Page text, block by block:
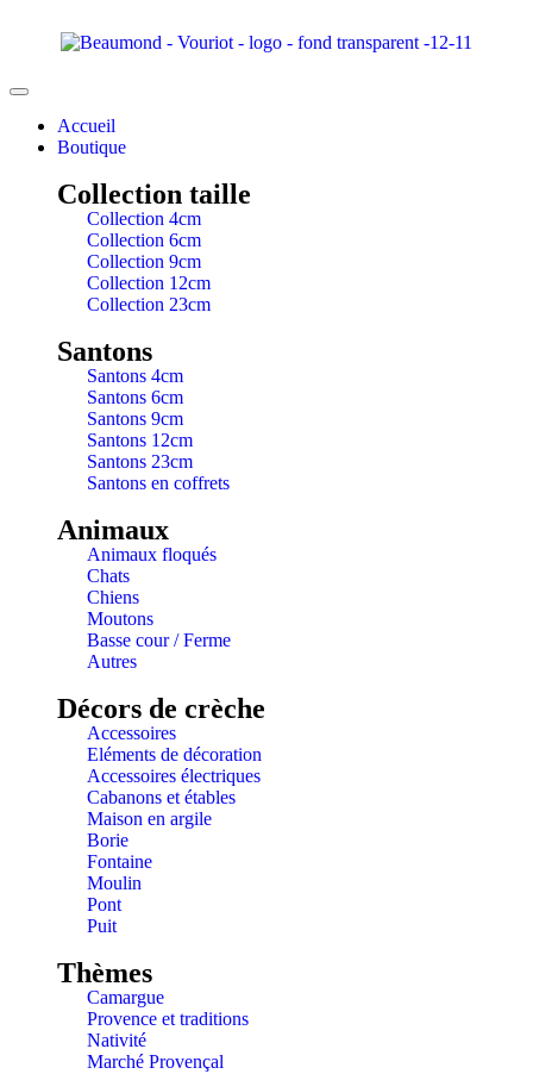
Accueil
Boutique
Collection taille
Collection 4cm
Collection 6cm
Collection 9cm
Collection 12cm
Collection 23cm
Santons
Santons 4cm
Santons 6cm
Santons 9cm
Santons 12cm
Santons 23cm
Santons en coffrets
Animaux
Animaux floqués
Chats
Chiens
Moutons
Basse cour / Ferme
Autres
Décors de crèche
Accessoires
Eléments de décoration
Accessoires électriques
Cabanons et étables
Maison en argile
Borie
Fontaine
Moulin
Pont
Puit
Thèmes
Camargue
Provence et traditions
Nativité
Marché Provençal